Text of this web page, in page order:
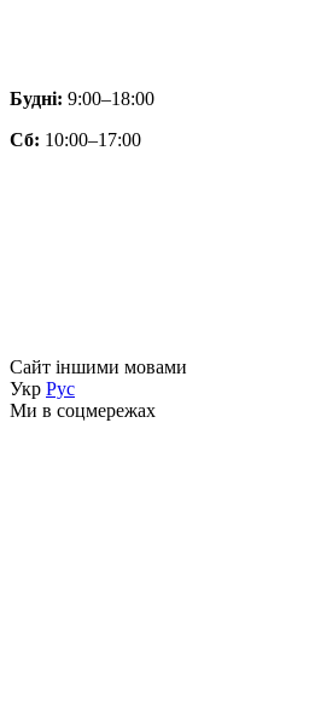
Будні: 9:00–18:00
Сб: 10:00–17:00
Сайт іншими мовами
Укр Рус
Ми в соцмережах